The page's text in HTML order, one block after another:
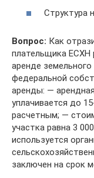
Структура
Вопрос: Как
плательщика ЕСХН
аренде
федеральной
аренды: —
уплачивается до
расчетным; —
участка равна 3
используется
заключен на срок